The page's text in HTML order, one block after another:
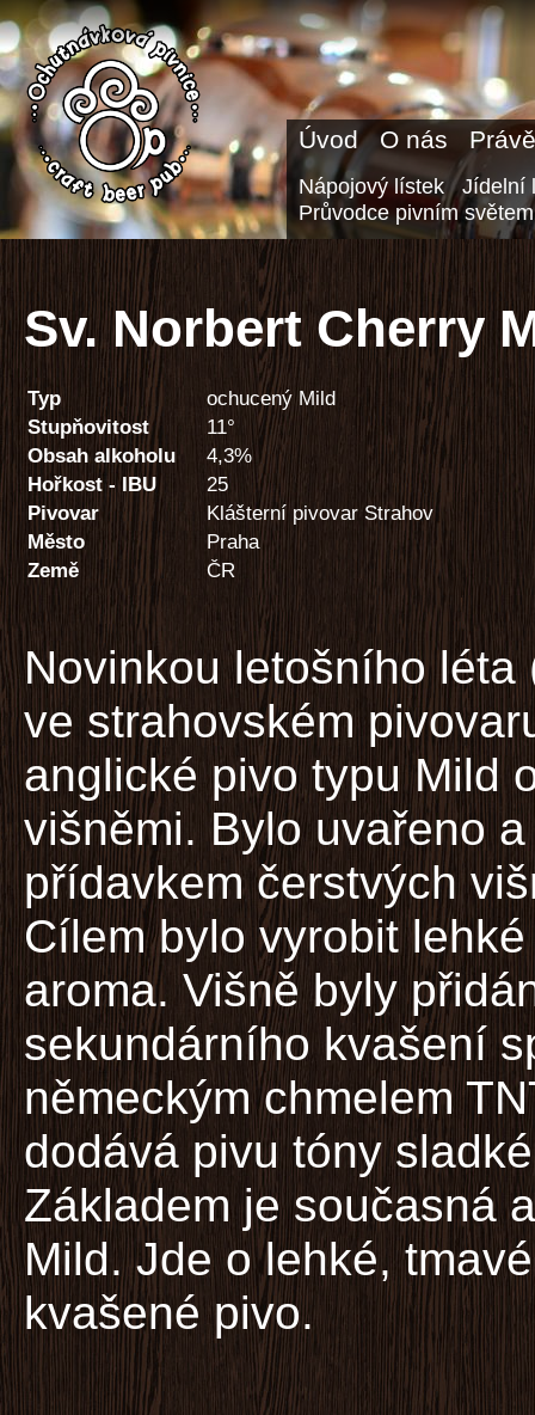
Úvod O nás
Nápojový lístek
Jídelní
Průvodce pivním světem
Sv. Norbert Cherry
Typ
ochucený Mild
Stupňovitost
11°
Obsah alkoholu
4,3%
Hořkost - IBU
25
Pivovar
Klášterní pivovar Strahov
Město
Praha
Země
ČR
Novinkou letošního léta
ve strahovském
anglické pivo typu Mild
višněmi. Bylo uvařeno
přídavkem čerstvých
Cílem bylo vyrobit
aroma. Višně byly
sekundárního kvašení
německým chmelem
dodává pivu tóny
Základem je současná
Mild. Jde o lehké,
kvašené pivo.